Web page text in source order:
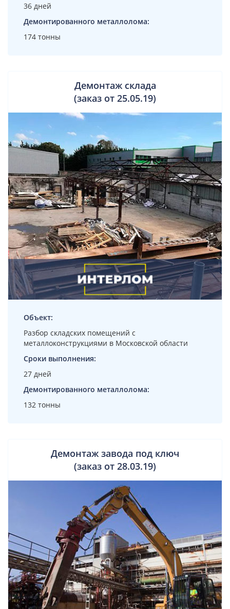
36 дней
Демонтированного металлолома:
174 тонны
Демонтаж склада
(заказ от 25.05.19)
Объект:
Разбор складских помещений с
металлоконструкциями в Московской области
Сроки выполнения:
27 дней
Демонтированного металлолома:
132 тонны
Демонтаж завода под ключ
(заказ от 28.03.19)